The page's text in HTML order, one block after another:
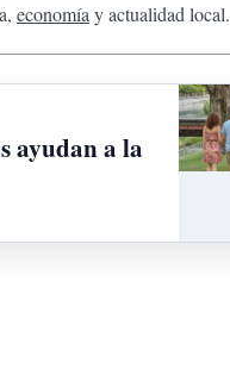
economía y actualidad local.
ayudan a la